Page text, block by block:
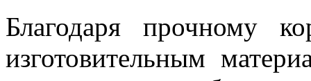
Благодаря прочному
изготовительным